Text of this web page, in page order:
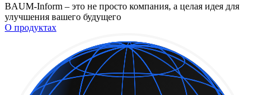
BAUM-Inform – это не просто компания, а целая идея для
улучшения вашего будущего
О продуктах